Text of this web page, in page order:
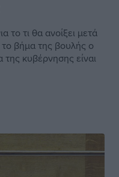
το τι θα ανοίξει μετά
βήμα της βουλής ο
κυβέρνησης είναι